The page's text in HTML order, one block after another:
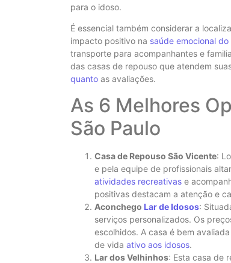
para o idoso.
É essencial também considerar a
impacto positivo na saúde emocional do
transporte para acompanhantes e
das casas de repouso que atendem
quanto as avaliações.
As 6 Melhores
São Paulo
Casa de Repouso São Vicente:
e pela equipe de profissionais
atividades recreativas e
positivas destacam a atenção e
Aconchego Lar de Idosos:
serviços personalizados. Os
escolhidos. A casa é bem
de vida ativo aos idosos.
Lar dos Velhinhos: Esta casa de